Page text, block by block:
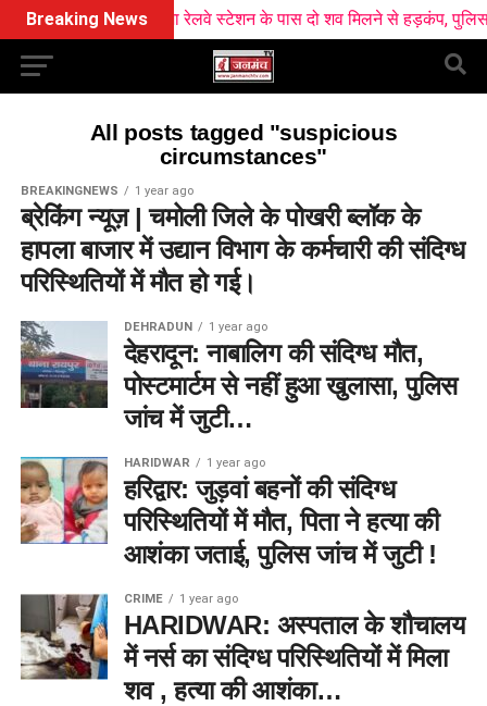
Breaking Newsखटीमा रेलवे स्टेशन के पास दो शव मिलने से हड़कंप, पुलिस
All posts tagged "suspicious
circumstances"
BREAKINGNEWS 1 year ago
ब्रेकिंग न्यूज़ | चमोली जिले के पोखरी ब्लॉक के
हापला बाजार में उद्यान विभाग के कर्मचारी की संदिग्ध
परिस्थितियों में मौत हो गई।
DEHRADUN 1 year ago
देहरादून: नाबालिग की संदिग्ध मौत,
पोस्टमार्टम से नहीं हुआ खुलासा, पुलिस
जांच में जुटी…
HARIDWAR 1 year ago
हरिद्वार: जुड़वां बहनों की संदिग्ध
परिस्थितियों में मौत, पिता ने हत्या की
आशंका जताई, पुलिस जांच में जुटी !
CRIME 1 year ago
HARIDWAR: अस्पताल के शौचालय
में नर्स का संदिग्ध परिस्थितियों में मिला
शव , हत्या की आशंका…